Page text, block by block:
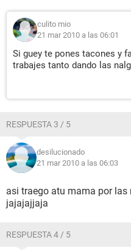
culito mio
21 mar 2010 a las 06:01
Si guey te pones tacones y
trabajes tanto dando las
RESPUESTA 3 / 5
desilucionado
21 mar 2010 a las 06:03
asi traego atu mama por las
jajajajjaja
RESPUESTA 4 / 5